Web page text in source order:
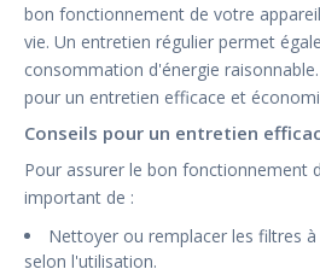
bon fonctionnement de votre
vie. Un entretien régulier permet
consommation d'énergie
pour un entretien efficace et
Conseils pour un entretien
Pour assurer le bon fonctionnement
important de :
Nettoyer ou remplacer les filtres
selon l'utilisation.